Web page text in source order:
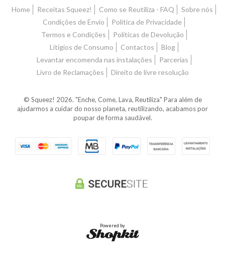
Home Receitas Squeez! Como se Reutiliza - FAQ
Sobre nós
Condições de Envio
Política de Privacidade
Termos e Condições
Políticas de Devolução
Litígios de Consumo
Contactos
Blog
Levantar encomenda nas instalações
Parcerias
Livro de Reclamações
Direito de livre resolução
© Squeez! 2026. "Enche, Come, Lava, Reutiliza" Para além de
ajudarmos a cuidar do nosso planeta, reutilizando, acabamos por
poupar de forma saudável.
Powered by